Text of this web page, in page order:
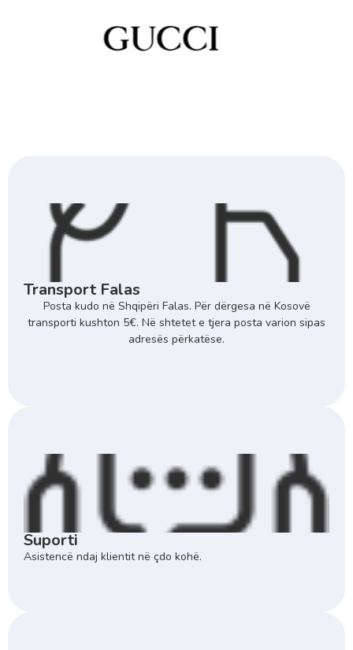
Transport Falas
Posta kudo në Shqipëri Falas. Për dërgesa në Kosovë
transporti kushton 5€. Në shtetet e tjera posta varion sipas
adresës përkatëse.
Suporti
Asistencë ndaj klientit në çdo kohë.